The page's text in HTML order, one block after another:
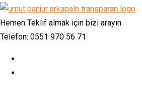
Hemen Teklif almak için bizi arayın
Telefon: 0551 970 56 71